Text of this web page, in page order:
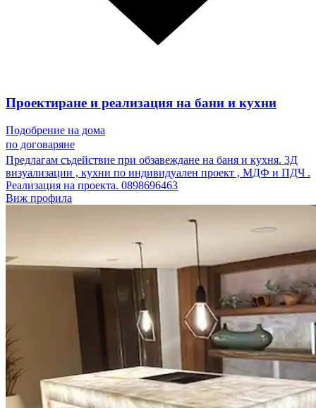
Проектиране и реализация на бани и кухни
Подобрение на дома
по договаряне
Предлагам съдействие при обзавеждане на баня и кухня. 3Д
визуализации , кухни по индивидуален проект , МДФ и ПДЧ .
Реализация на проекта. 0898696463
Виж профила